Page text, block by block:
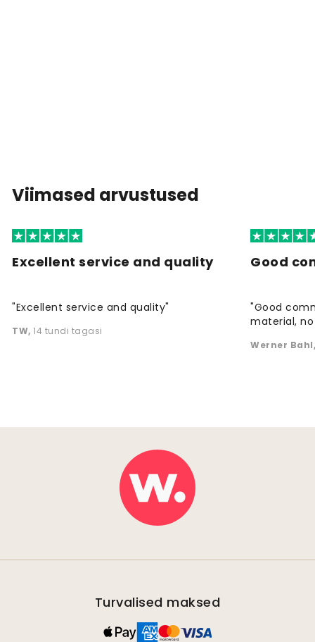
Viimased arvustused
Excellent service and quality
"Excellent service and quality"
TW, 14 tundi tagasi
Good
"Good
material,
Werner Bahl
Turvalised maksed